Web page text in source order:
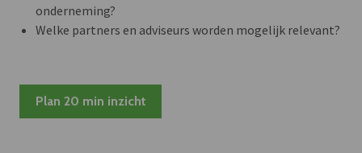
onderneming?
Welke partners en adviseurs worden mogelijk relevant?
Plan 20 min inzicht